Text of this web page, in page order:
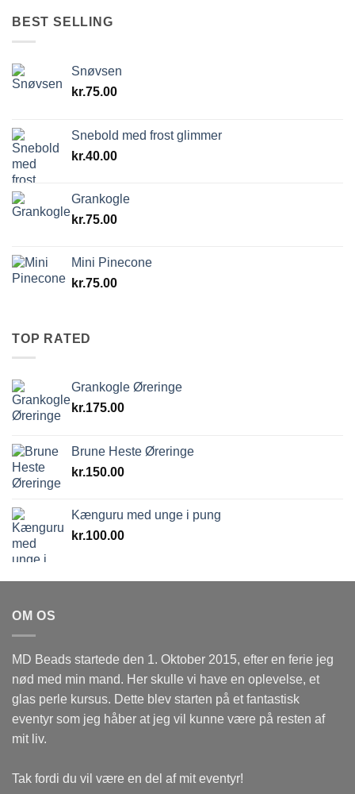
BEST SELLING
Snøvsen
kr.75.00
Snebold med frost glimmer
kr.40.00
Grankogle
kr.75.00
Mini Pinecone
kr.75.00
TOP RATED
Grankogle Øreringe
kr.175.00
Brune Heste Øreringe
kr.150.00
Kænguru med unge i pung
kr.100.00
OM OS
MD Beads startede den 1. Oktober 2015, efter en ferie jeg
nød med min mand. Her skulle vi have en oplevelse, et
glas perle kursus. Dette blev starten på et fantastisk
eventyr som jeg håber at jeg vil kunne være på resten af
mit liv.
Tak fordi du vil være en del af mit eventyr!